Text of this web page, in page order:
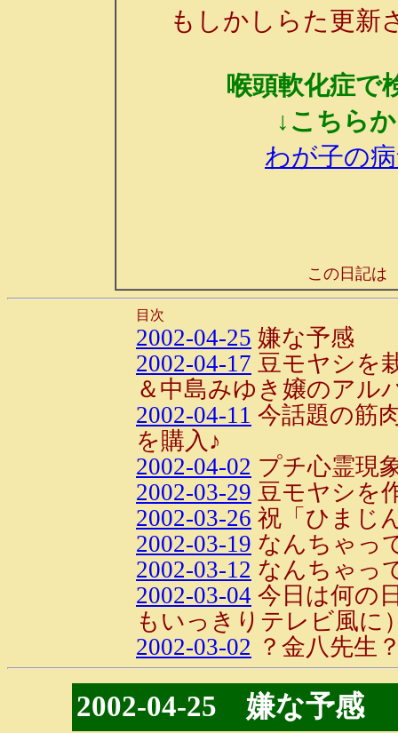
もしかしらた更新
喉頭軟化症で
↓こちら
わが子の
この日記は
目次
2002-04-25 嫌な予感
2002-04-17 豆モヤシを
＆中島みゆき嬢のアル
2002-04-11 今話題の筋
を購入♪
2002-04-02 プチ心霊現
2002-03-29 豆モヤシを
2002-03-26 祝「ひまじ
2002-03-19 なんちゃっ
2002-03-12 なんちゃっ
2002-03-04 今日は何の
もいっきりテレビ風に
2002-03-02 ？金八先生
2002-04-25 嫌な予感